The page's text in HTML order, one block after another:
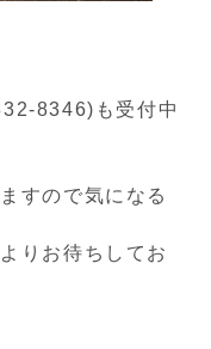
8346)も受付中
すので気になる
りお待ちしてお